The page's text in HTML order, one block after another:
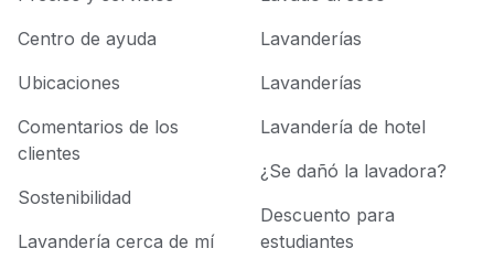
Centro de ayuda
Ubicaciones
Comentarios de los
clientes
Sostenibilidad
Lavandería cerca de mí
Lavanderías
Lavanderías
Lavandería de hotel
¿Se dañó la lavadora?
Descuento para
estudiantes